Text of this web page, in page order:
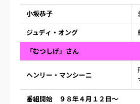
小坂恭子
ジュディ・オング
「むつしげ」さん
ヘンリー・マンシーニ
番組開始 ９８年４月１２日〜